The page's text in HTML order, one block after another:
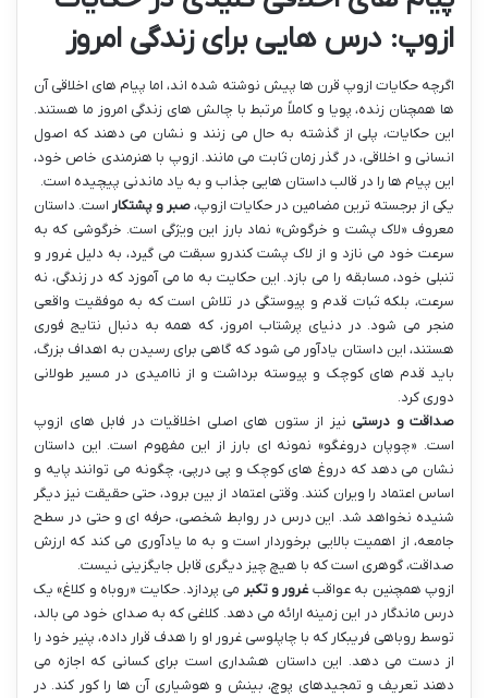
ازوپ: درس هایی برای زندگی امروز
اگرچه حکایات ازوپ قرن ها پیش نوشته شده اند، اما پیام های اخلاقی آن
ها همچنان زنده، پویا و کاملاً مرتبط با چالش های زندگی امروز ما هستند.
این حکایات، پلی از گذشته به حال می زنند و نشان می دهند که اصول
انسانی و اخلاقی، در گذر زمان ثابت می مانند. ازوپ با هنرمندی خاص خود،
این پیام ها را در قالب داستان هایی جذاب و به یاد ماندنی پیچیده است.
یکی از برجسته ترین مضامین در حکایات ازوپ،صبر و پشتکار است. داستان
معروف «لاک پشت و خرگوش» نماد بارز این ویژگی است. خرگوشی که به
سرعت خود می نازد و از لاک پشت کندرو سبقت می گیرد، به دلیل غرور و
تنبلی خود، مسابقه را می بازد. این حکایت به ما می آموزد که در زندگی، نه
سرعت، بلکه ثبات قدم و پیوستگی در تلاش است که به موفقیت واقعی
منجر می شود. در دنیای پرشتاب امروز، که همه به دنبال نتایج فوری
هستند، این داستان یادآور می شود که گاهی برای رسیدن به اهداف بزرگ،
باید قدم های کوچک و پیوسته برداشت و از ناامیدی در مسیر طولانی
دوری کرد.
صداقت و درستی نیز از ستون های اصلی اخلاقیات در فابل های ازوپ
است. «چوپان دروغگو» نمونه ای بارز از این مفهوم است. این داستان
نشان می دهد که دروغ های کوچک و پی درپی، چگونه می توانند پایه و
اساس اعتماد را ویران کنند. وقتی اعتماد از بین برود، حتی حقیقت نیز دیگر
شنیده نخواهد شد. این درس در روابط شخصی، حرفه ای و حتی در سطح
جامعه، از اهمیت بالایی برخوردار است و به ما یادآوری می کند که ارزش
صداقت، گوهری است که با هیچ چیز دیگری قابل جایگزینی نیست.
ازوپ همچنین به عواقبغرور و تکبر می پردازد. حکایت «روباه و کلاغ» یک
درس ماندگار در این زمینه ارائه می دهد. کلاغی که به صدای خود می بالد،
توسط روباهی فریبکار که با چاپلوسی غرور او را هدف قرار داده، پنیر خود را
از دست می دهد. این داستان هشداری است برای کسانی که اجازه می
دهند تعریف و تمجیدهای پوچ، بینش و هوشیاری آن ها را کور کند. در